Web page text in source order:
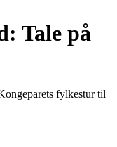
Tale på
fylkestur til